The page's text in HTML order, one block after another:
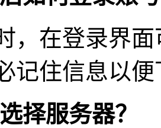
，在登录界
记住信息以
择服务器？